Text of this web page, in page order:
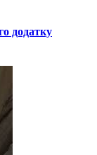
додатку